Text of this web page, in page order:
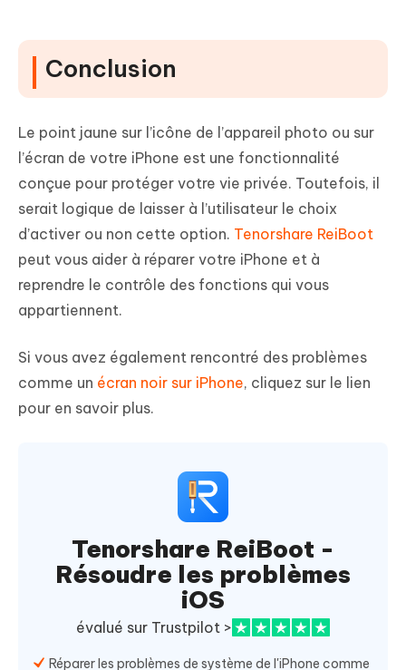
Conclusion
Le point jaune sur l’icône de l’appareil photo ou sur
l’écran de votre iPhone est une fonctionnalité
conçue pour protéger votre vie privée. Toutefois, il
serait logique de laisser à l’utilisateur le choix
d’activer ou non cette option. Tenorshare ReiBoot
peut vous aider à réparer votre iPhone et à
reprendre le contrôle des fonctions qui vous
appartiennent.
Si vous avez également rencontré des problèmes
comme un écran noir sur iPhone, cliquez sur le lien
pour en savoir plus.
Tenorshare ReiBoot -
Résoudre les problèmes
iOS
évalué sur Trustpilot >
Réparer les problèmes de système de l'iPhone comme